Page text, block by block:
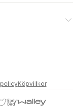
Köpvillkor